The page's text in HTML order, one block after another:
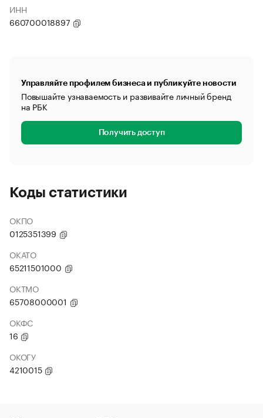
ИНН
660700018897
Управляйте профилем бизнеса и публикуйте новости
Повышайте узнаваемость и развивайте личный бренд
на РБК
Получить доступ
Коды статистики
ОКПО
0125351399
ОКАТО
65211501000
ОКТМО
65708000001
ОКФС
16
ОКОГУ
4210015